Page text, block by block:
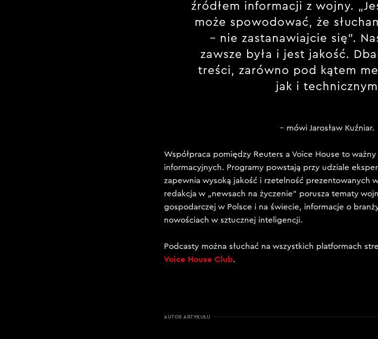
źródłem informacji z wojny.
może spowodować, że
– nie zastanawiajcie się”.
zawsze była i jest jakość.
treści, zarówno pod kątem
jak i technicznym
– mówi Jarosław Kuźniar.
Współpraca pomiędzy Reuters a Voice House to
informacyjnych. Programy powstają przy udziale
zapewnia wysoką jakość i rzetelność prezentowanych
redakcja w „newsach na życzenie” porusza tematy
gospodarczej w Polsce i na świecie, informacje o
nowościach w sztucznej inteligencji.
Podcasty można słuchać na wszystkich platformach
Voice House Club.
AUTOR ARTYKUŁU